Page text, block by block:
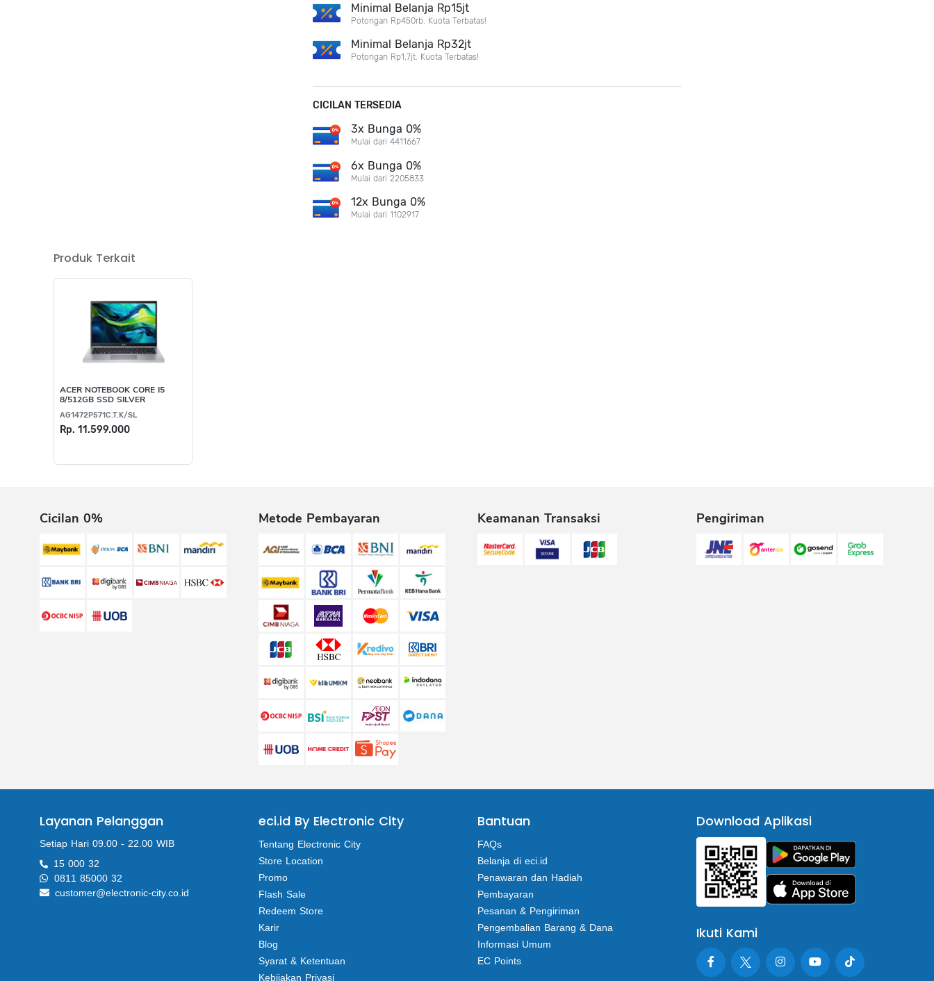
Minimal Belanja Rp15jt
Potongan Rp450rb. Kuota Terbatas!
Minimal Belanja Rp32jt
Potongan Rp1,7jt. Kuota Terbatas!
CICILAN TERSEDIA
3x Bunga 0%
Mulai dari 4411667
6x Bunga 0%
Mulai dari 2205833
12x Bunga 0%
Mulai dari 1102917
Produk Terkait
ACER NOTEBOOK CORE I5
8/512GB SSD SILVER
AG1472P571C.T.K/SL
Rp. 11.599.000
Cicilan 0% Metode Pembayaran Keamanan Transaksi Pengiriman
Layanan Pelanggan
Setiap Hari 09.00 - 22.00 WIB
15 000 32
0811 85000 32
customer@electronic-city.co.id
eci.id By Electronic City
Tentang Electronic City
Store Location
Promo
Flash Sale
Redeem Store
Karir
Blog
Syarat & Ketentuan
Kebijakan Privasi
Bantuan
FAQs
Belanja di eci.id
Penawaran dan Hadiah
Pembayaran
Pesanan & Pengiriman
Pengembalian Barang & Dana
Informasi Umum
EC Points
Download Aplikasi
Ikuti Kami